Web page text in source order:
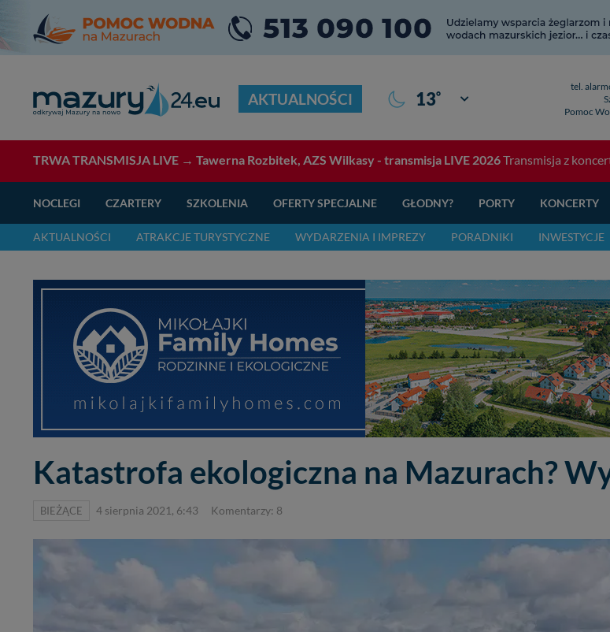
AKTUALNOŚCI 13° Giżycko
tel.
Pomoc
TRWA TRANSMISJA LIVE → Tawerna Rozbitek, AZS Wilkasy - transmisja LIVE 2026Transmisja z
NOCLEGI CZARTERY SZKOLENIA OFERTY SPECJALNE GŁODNY? PORTY KONCERTY
AKTUALNOŚCI ATRAKCJE TURYSTYCZNE WYDARZENIA I IMPREZY PORADNIKI INWESTYCJE
Katastrofa ekologiczna na Mazurach?
BIEŻĄCE 4 sierpnia 2021, 6:43 Komentarzy: 8